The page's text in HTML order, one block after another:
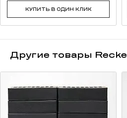
КУПИТЬ В ОДИН КЛИК
Другие товары Recke